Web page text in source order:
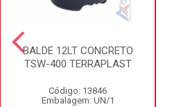
BALDE 12LT CONCRETO
TSW-400 TERRAPLAST
Código: 13846
Embalagem: UN/1